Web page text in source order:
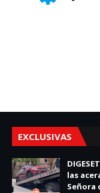
EXCLUSIVAS
las
Señora